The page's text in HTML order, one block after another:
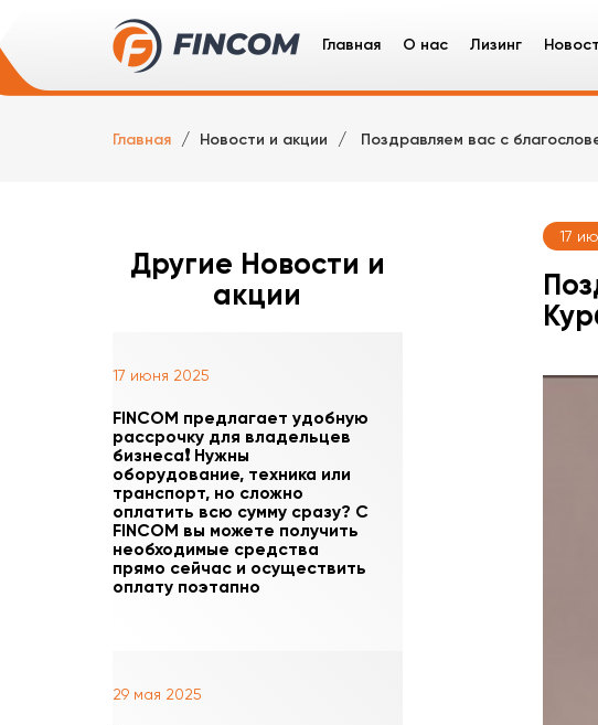
Главная О нас Лизинг
Легковые
Главная Новости и акции Поздравляем вас с
Другие Новости и
акции
17 июня 2025
FINCOM предлагает удобную
рассрочку для владельцев
бизнеса❗️ Нужны
оборудование, техника или
транспорт, но сложно
оплатить всю сумму сразу? С
FINCOM вы можете получить
необходимые средства
прямо сейчас и осуществить
оплату поэтапно
29 мая 2025
17